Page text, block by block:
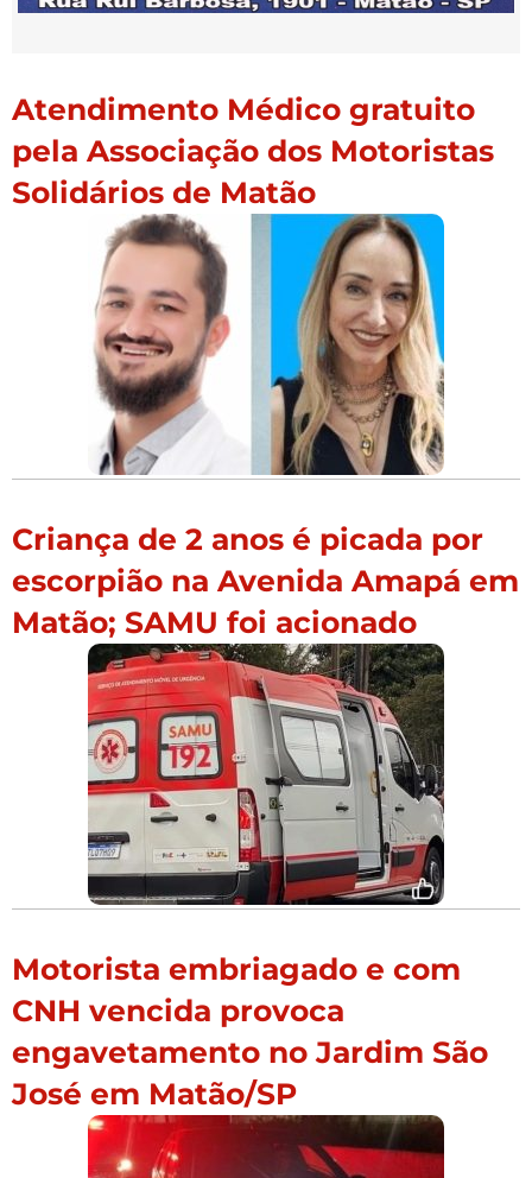
Atendimento Médico gratuito
pela Associação dos Motoristas
Solidários de Matão
Criança de 2 anos é picada por
escorpião na Avenida Amapá em
Matão; SAMU foi acionado
Motorista embriagado e com
CNH vencida provoca
engavetamento no Jardim São
José em Matão/SP